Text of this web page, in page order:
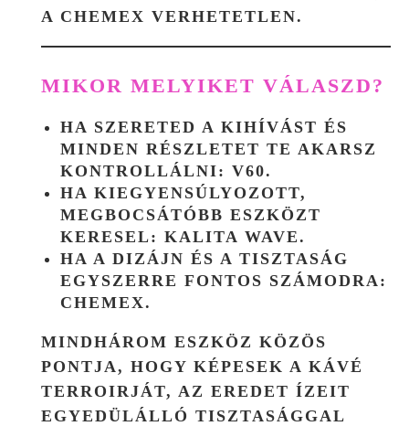
A CHEMEX VERHETETLEN.
MIKOR MELYIKET VÁLASZD?
HA SZERETED A KIHÍVÁST ÉS
MINDEN RÉSZLETET TE AKARSZ
KONTROLLÁLNI: V60.
HA KIEGYENSÚLYOZOTT,
MEGBOCSÁTÓBB ESZKÖZT
KERESEL: KALITA WAVE.
HA A DIZÁJN ÉS A TISZTASÁG
EGYSZERRE FONTOS SZÁMODRA:
CHEMEX.
MINDHÁROM ESZKÖZ KÖZÖS
PONTJA, HOGY KÉPESEK A KÁVÉ
TERROIRJÁT, AZ EREDET ÍZEIT
EGYEDÜLÁLLÓ TISZTASÁGGAL